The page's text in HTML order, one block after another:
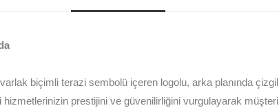
biçimli terazi sembolü içeren logolu, arka planında
prestijini ve güvenilirliğini vurgulayarak